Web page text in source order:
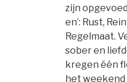
zijn
en’: Rust,
Regelmaat.
sober en
kregen één
het weekend